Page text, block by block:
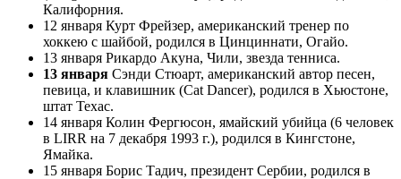
Калифорния.
12 января Курт Фрейзер, американский тренер по
хоккею с шайбой, родился в Цинциннати, Огайо.
13 января Рикардо Акуна, Чили, звезда тенниса.
13 января Сэнди Стюарт, американский автор песен,
певица, и клавишник (Cat Dancer), родился в Хьюстоне,
штат Техас.
14 января Колин Фергюсон, ямайский убийца (6 человек
в LIRR на 7 декабря 1993 г.), родился в Кингстоне,
Ямайка.
15 января Борис Тадич, президент Сербии, родился в